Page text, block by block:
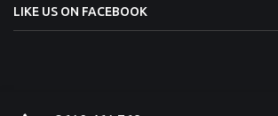
LIKE US ON FACEBOOK